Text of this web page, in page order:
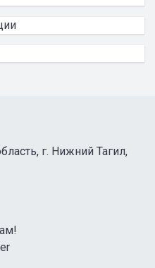
г. Нижний Тагил,